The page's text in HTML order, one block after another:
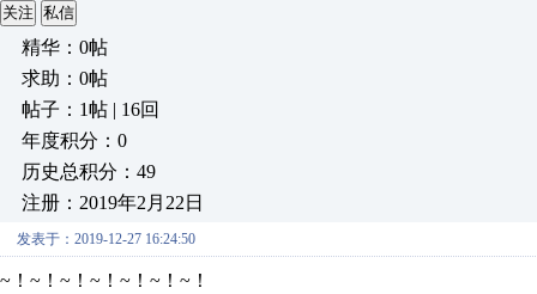
关注 私信
精华：0帖
求助：0帖
帖子：1帖 | 16回
年度积分：0
历史总积分：49
注册：2019年2月22日
发表于：2019-12-27 16:24:50
~！~！~！~！~！~！~！